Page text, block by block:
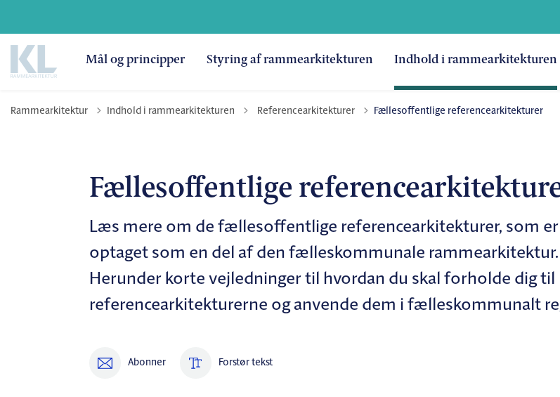
Mål og principper Styring af rammearkitekturen Indhold i rammearkitekturen
Rammearkitektur Indhold i rammearkitekturen Tilbage til
Referencearkitekturer Fællesoffentlige referencearkitekturer
Fællesoffentlige
Læs mere om de fællesoffentlige referencearkitekturer, som er
optaget som en del af den fælleskommunale rammearkitektur.
Herunder korte vejledninger til hvordan du skal forholde dig til
referencearkitekturerne og anvende dem i fælleskommunalt
Abonner Forstør tekst